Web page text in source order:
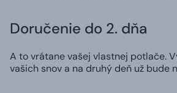
Doručenie do 2. dňa
A to vrátane vašej vlastnej potlače.
vašich snov a na druhý deň už bude